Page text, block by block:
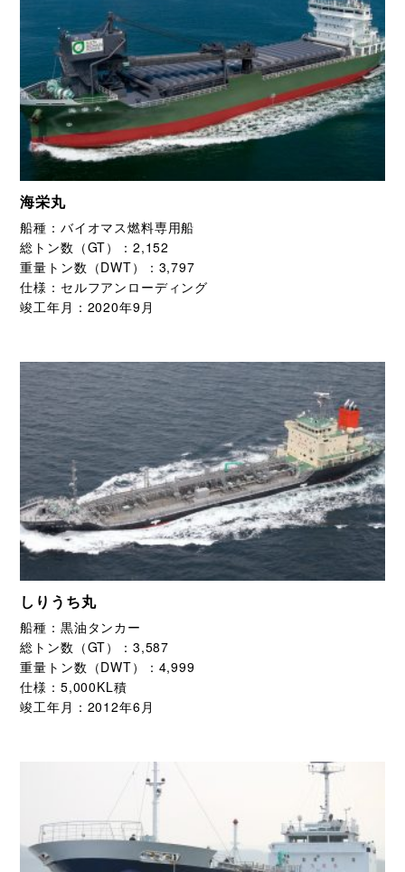
海栄丸
船種： バイオマス燃料専用船
総トン数（GT）： 2,152
重量トン数（DWT）： 3,797
仕様： セルフアンローディング
竣工年月： 2020年9月
しりうち丸
船種： 黒油タンカー
総トン数（GT）： 3,587
重量トン数（DWT）： 4,999
仕様： 5,000KL積
竣工年月： 2012年6月